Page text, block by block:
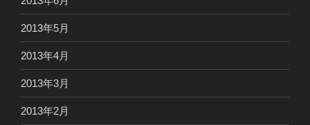
2013年5月
2013年4月
2013年3月
2013年2月